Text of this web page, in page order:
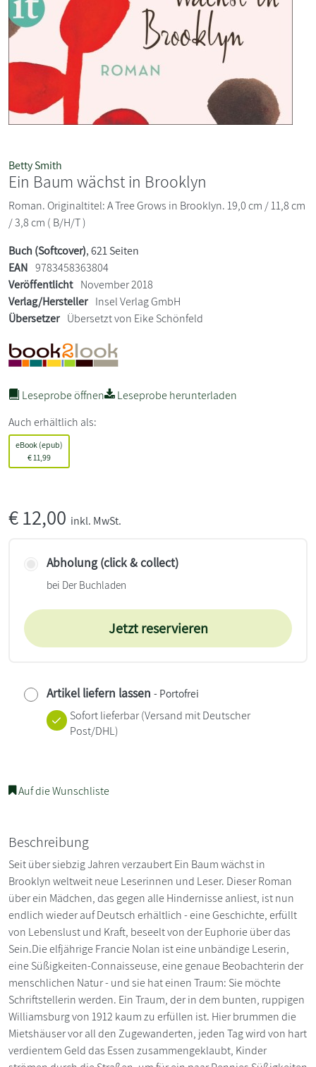
Betty Smith
Ein Baum wächst in Brooklyn
Roman. Originaltitel: A Tree Grows in Brooklyn. 19,0 cm / 11,8 cm
/ 3,8 cm ( B/H/T )
Buch (Softcover), 621 Seiten
EAN 9783458363804
Veröffentlicht November 2018
Verlag/Hersteller Insel Verlag GmbH
Übersetzer Übersetzt von Eike Schönfeld
Leseprobe öffnen
Leseprobe herunterladen
Auch erhältlich als:
eBook (epub)
€11,99
€12,00 inkl. MwSt.
Abholung (click & collect)
bei Der Buchladen
Jetzt reservieren
Artikel liefern lassen - Portofrei
Sofort lieferbar(Versand mit Deutscher
Post/DHL)
Auf die Wunschliste
Beschreibung
Seit über siebzig Jahren verzaubert Ein Baum wächst in
Brooklyn weltweit neue Leserinnen und Leser. Dieser Roman
über ein Mädchen, das gegen alle Hindernisse anliest, ist nun
endlich wieder auf Deutsch erhältlich - eine Geschichte, erfüllt
von Lebenslust und Kraft, beseelt von der Euphorie über das
Sein.Die elfjährige Francie Nolan ist eine unbändige Leserin,
eine Süßigkeiten-Connaisseuse, eine genaue Beobachterin der
menschlichen Natur - und sie hat einen Traum: Sie möchte
Schriftstellerin werden. Ein Traum, der in dem bunten, ruppigen
Williamsburg von 1912 kaum zu erfüllen ist. Hier brummen die
Mietshäuser vor all den Zugewanderten, jeden Tag wird von hart
verdientem Geld das Essen zusammengeklaubt, Kinder